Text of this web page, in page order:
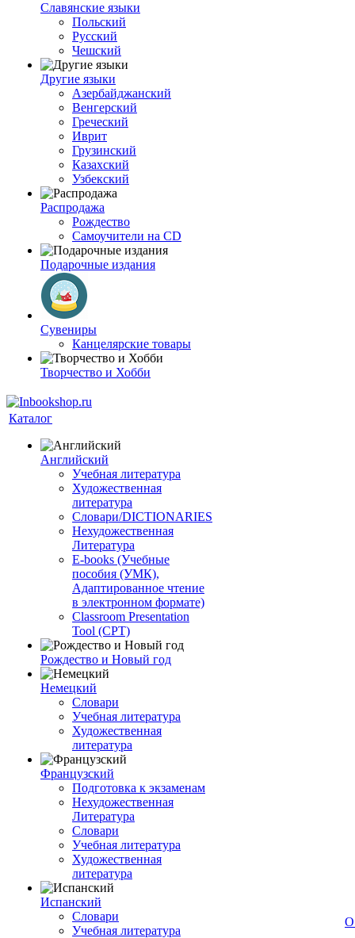
Славянские языки
Польский
Русский
Чешский
Другие языки
Азербайджанский
Венгерский
Греческий
Иврит
Грузинский
Казахский
Узбекский
Распродажа
Рождество
Самоучители на CD
Подарочные издания
Сувениры
Канцелярские товары
Творчество и Хобби
Каталог
Английский
Учебная литература
Художественная
литература
Словари/DICTIONARIES
Нехудожественная
Литература
E-books (Учебные
пособия (УМК),
Адаптированное чтение
в электронном формате)
Classroom Presentation
Tool (CPT)
Рождество и Новый год
Немецкий
Словари
Учебная литература
Художественная
литература
Французский
Подготовка к экзаменам
Нехудожественная
Литература
Словари
Учебная литература
Художественная
литература
Испанский
Словари
Учебная литература
О